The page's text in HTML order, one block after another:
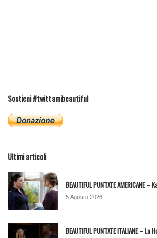
Sostieni #twittamibeautiful
Ultimi articoli
BEAUTIFUL PUNTATE AMERICANE
5 Agosto 2026
BEAUTIFUL PUNTATE ITALIANE –